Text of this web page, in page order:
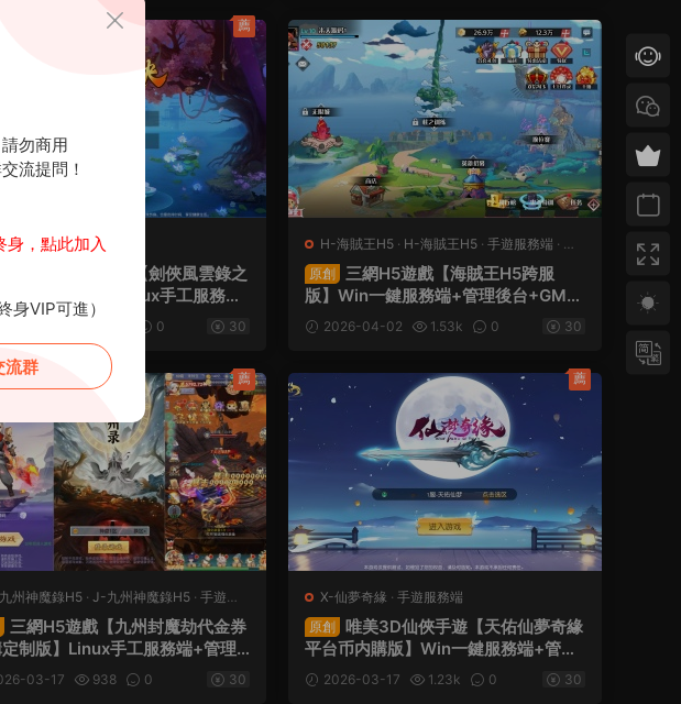
俠風雲錄·手遊服務端
3D唯美仙俠手遊【劍俠風雲錄之
多區跨服版】Linux手工服務端
前後端源碼+假人陪玩+管理後台
授權後台+安卓+視頻架設教程
0 30
薦
H-海賊王H5 · H-海賊王H5 · 手遊服務端 · 頁
遊服務端
原創
三網H5遊戲【海賊王H5跨服
版】Win一鍵服務端+管理後台+GM授
權後台+安卓+全套源碼+視頻架設教程
2026-04-02 1.53k 0 30
州神魔錄H5 · J-九州神魔錄H5 · 手遊服
·頁遊服務端
三網H5遊戲【九州封魔劫代金券
制版】Linux手工服務端+管理
+GM授權後台+簡易安卓客戶端
架設教程
03-17 938 0 30
薦
X-仙夢奇緣 · 手遊服務端
原創
唯美3D仙俠手遊【天佑仙夢奇緣
平台币内購版】Win一鍵服務端+管理
後台+GM授權後台+商城後台+安卓
+視頻架設教程
2026-03-17 1.23k 0 30
薦
勿商用
流提問！
，點此加入
VIP可進）
流群